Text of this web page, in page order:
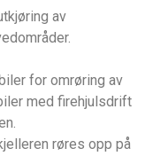
av
for omrøring av
med firehjulsdrift
røres opp på